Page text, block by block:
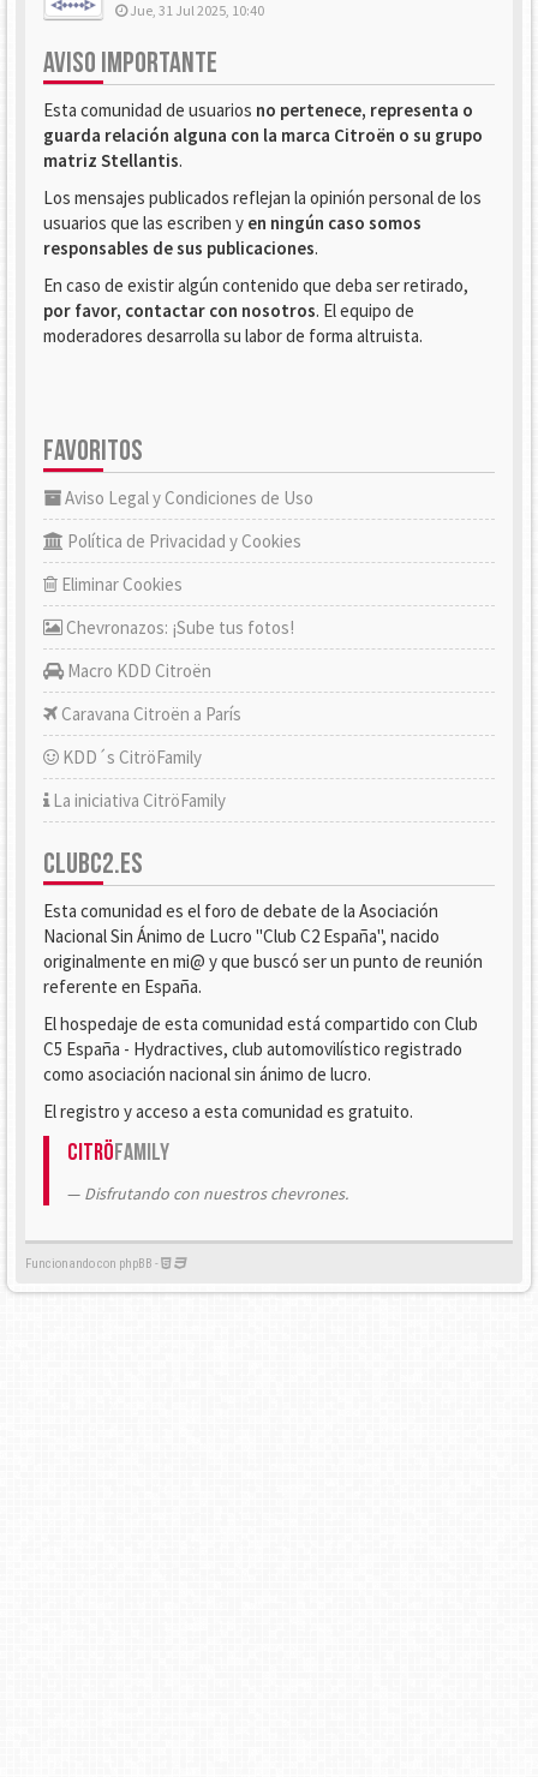
Jue, 31 Jul 2025, 10:40
AVISO IMPORTANTE
Esta comunidad de usuarios no pertenece, representa o
guarda relación alguna con la marca Citroën o su grupo
matriz Stellantis.
Los mensajes publicados reflejan la opinión personal de los
usuarios que las escriben y en ningún caso somos
responsables de sus publicaciones.
En caso de existir algún contenido que deba ser retirado,
por favor, contactar con nosotros. El equipo de
moderadores desarrolla su labor de forma altruista.
FAVORITOS
Aviso Legal y Condiciones de Uso
Política de Privacidad y Cookies
Eliminar Cookies
Chevronazos: ¡Sube tus fotos!
Macro KDD Citroën
Caravana Citroën a París
KDD´s CitröFamily
La iniciativa CitröFamily
CLUBC2.ES
Esta comunidad es el foro de debate de la Asociación
Nacional Sin Ánimo de Lucro "Club C2 España", nacido
originalmente en mi@ y que buscó ser un punto de reunión
referente en España.
El hospedaje de esta comunidad está compartido con Club
C5 España - Hydractives, club automovilístico registrado
como asociación nacional sin ánimo de lucro.
El registro y acceso a esta comunidad es gratuito.
CitröFamily
Disfrutando con nuestros chevrones.
Funcionando con phpBB -